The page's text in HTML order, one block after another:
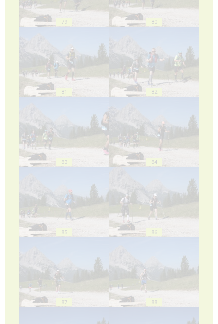
79 80
81 82
83 84
85 86
87 88